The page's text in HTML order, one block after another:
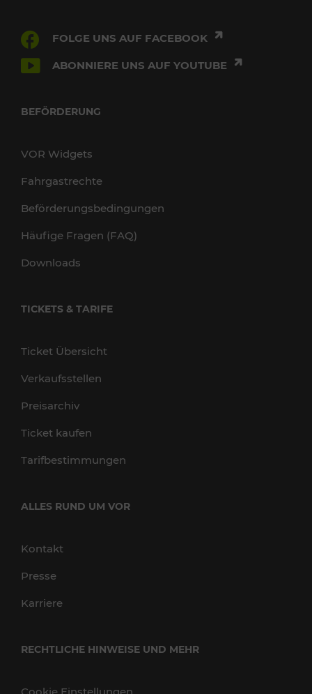
FOLGE UNS AUF FACEBOOK
ABONNIERE UNS AUF YOUTUBE
BEFÖRDERUNG
VOR Widgets
Fahrgastrechte
Beförderungsbedingungen
Häufige Fragen (FAQ)
Downloads
TICKETS & TARIFE
Ticket Übersicht
Verkaufsstellen
Preisarchiv
Ticket kaufen
Tarifbestimmungen
ALLES RUND UM VOR
Kontakt
Presse
Karriere
RECHTLICHE HINWEISE UND MEHR